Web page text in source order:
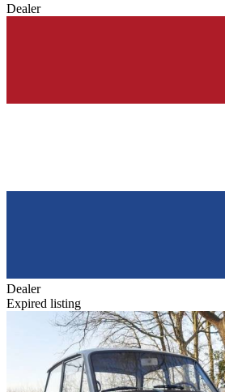
Dealer
Dealer
Expired listing